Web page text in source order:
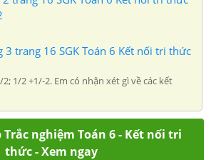
3 trang 16 SGK Toán 6 Kết nối tri thức
1/2 +1/-2. Em có nhận xét gì về các kết
Trắc nghiệm Toán 6 - Kết nối tri
thức - Xem ngay